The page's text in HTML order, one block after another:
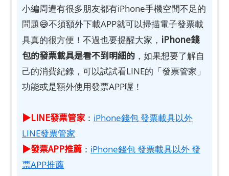
小編周遭有很多朋友都有iPhone手機空間不足的
問題😅不須額外下載APP就可以掃描電子發票載
具真的很方便！不過也要提醒大家， iPhone錢
包的發票載具是看不到明細的 ，如果想要了解自
己的消費紀錄，可以試試看LINE的「發票管家」
功能或是額外使用發票APP喔！
▶LINE發票管家： iPhone錢包 發票載具以外
LINE發票管家
▶發票APP推薦 ： iPhone錢包 發票載具以外 發
票APP推薦